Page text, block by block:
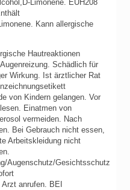
Limonene. EUH208
Kann allergische
Hautreaktionen
Schädlich für
Wirkung. Ist ärztlicher Rat
von Kindern gelangen. Vor
Einatmen von
vermeiden. Nach
Bei Gebrauch nicht essen,
Arbeitskleidung nicht
Augenschutz/Gesichtsschutz
anrufen. BEI